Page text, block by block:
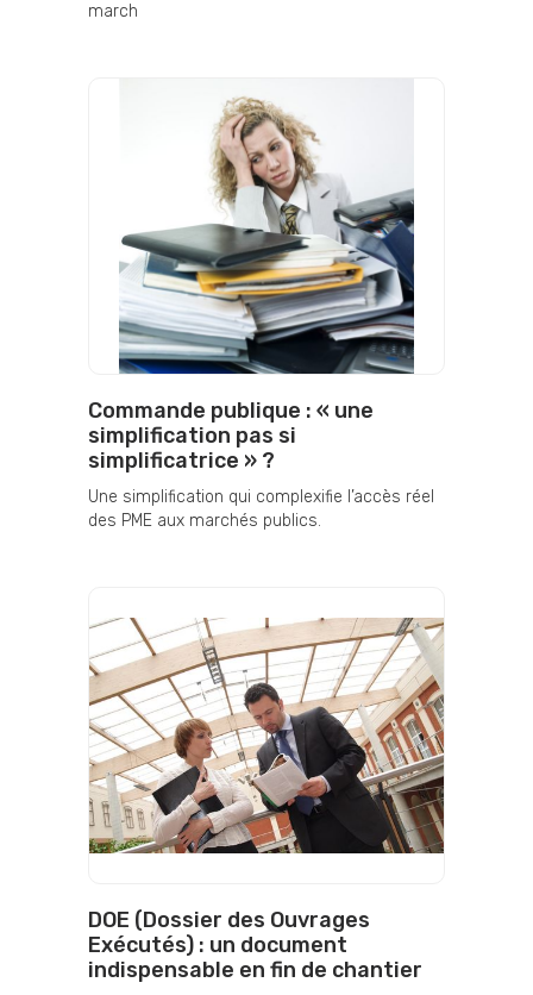
march
Commande publique : « une
simplification pas si
simplificatrice » ?
Une simplification qui complexifie l’accès réel
des PME aux marchés publics.
DOE (Dossier des Ouvrages
Exécutés) : un document
indispensable en fin de chantier